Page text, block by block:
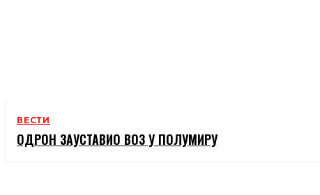
ВЕСТИ
ОДРОН ЗАУСТАВИО ВОЗ У ПОЛУМИРУ